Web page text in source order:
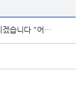
당신의 소중한 어깨, 저희가 책임지겠습니다 "어깨질환의 유형별 증상"